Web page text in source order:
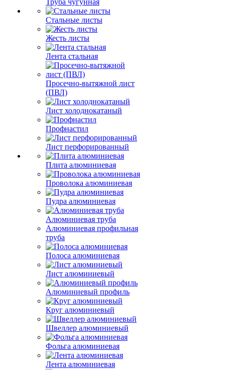
Труба чугунная
Стальные листы
Жесть листы
Лента стальная
Просечно-вытяжной лист
(ПВЛ)
Лист холоднокатаный
Профнастил
Лист перфорированный
Плита алюминиевая
Проволока алюминиевая
Пудра алюминиевая
Алюминиевая труба
Алюминиевая профильная
труба
Полоса алюминиевая
Лист алюминиевый
Алюминиевый профиль
Круг алюминиевый
Швеллер алюминиевый
Фольга алюминиевая
Лента алюминиевая